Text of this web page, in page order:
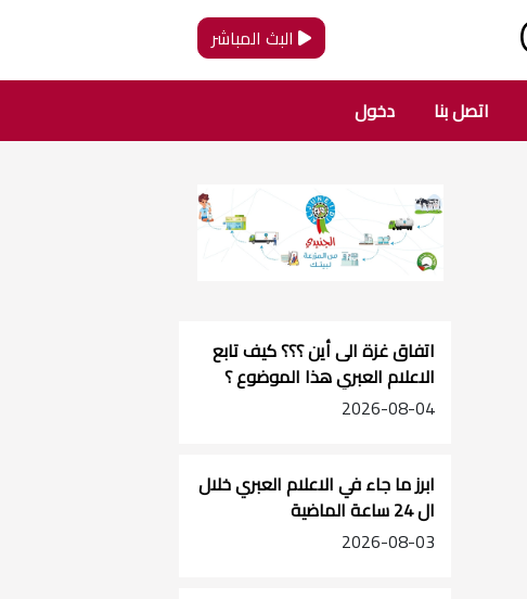
البث المباشر
اتصل بنا دخول
اتفاق غزة الى أين ؟؟؟ كيف تابع
الاعلام العبري هذا الموضوع ؟
2026-08-04
ابرز ما جاء في الاعلام العبري خلال
ال 24 ساعة الماضية
2026-08-03